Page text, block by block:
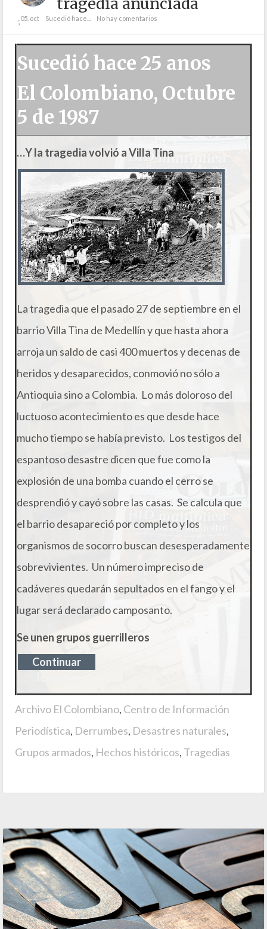
;05. oct Sucedió hace... No hay comentarios
Sucedió hace 25 anos
El Colombiano, Octubre
5 de 1987
…Y la tragedia volvió a Villa Tina
La tragedia que el pasado 27 de septiembre en el
barrio Villa Tina de Medellín y que hasta ahora
arroja un saldo de casi 400 muertos y decenas de
heridos y desaparecidos, conmovió no sólo a
Antioquia sino a Colombia. Lo más doloroso del
luctuoso acontecimiento es que desde hace
mucho tiempo se había previsto. Los testigos del
espantoso desastre dicen que fue como la
explosión de una bomba cuando el cerro se
desprendió y cayó sobre las casas. Se calcula que
el barrio desapareció por completo y los
organismos de socorro buscan desesperadamente
sobrevivientes. Un número impreciso de
cadáveres quedarán sepultados en el fango y el
lugar será declarado camposanto.
Seunen grupos guerrilleros
Continuar
Archivo El Colombiano, Centro de Información
Periodística, Derrumbes, Desastres naturales,
Grupos armados, Hechos históricos, Tragedias